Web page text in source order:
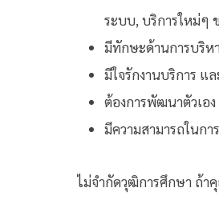
ระบบ, บริการใหม่ๆ
มีทักษะด้านการบริหา
มีใจรักงานบริการ
ต้องการพัฒนาตัวเอง
มีความสามารถในกา
ไม่จำกัดวุฒิการศึกษา ถ้า